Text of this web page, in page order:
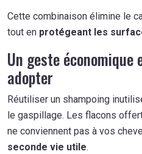
Cette combinaison élimine le
tout en protégeant les
Un geste économique
adopter
Réutiliser un shampoing
le gaspillage. Les flacons
ne conviennent pas à vos
seconde vie utile.